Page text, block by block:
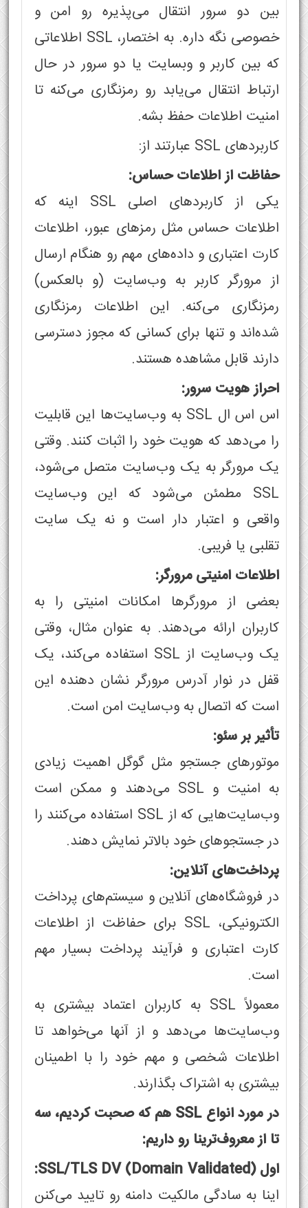
بین دو سرور انتقال می‌پذیره رو امن و
خصوصی نگه داره. به اختصار، SSL اطلاعاتی
که بین کاربر و وبسایت یا دو سرور در حال
ارتباط انتقال می‌یابد رو رمزنگاری می‌کنه تا
امنیت اطلاعات حفظ بشه.
کاربردهای SSL عبارتند از:
حفاظت از اطلاعات حساس:
یکی از کاربردهای اصلی SSL اینه که
اطلاعات حساس مثل رمزهای عبور، اطلاعات
کارت اعتباری و داده‌های مهم رو هنگام ارسال
از مرورگر کاربر به وب‌سایت (و بالعکس)
رمزنگاری می‌کنه. این اطلاعات رمزنگاری
شده‌اند و تنها برای کسانی که مجوز دسترسی
دارند قابل مشاهده هستند.
احراز هویت سرور:
اس اس ال SSL به وب‌سایت‌ها این قابلیت
را می‌دهد که هویت خود را اثبات کنند. وقتی
یک مرورگر به یک وب‌سایت متصل می‌شود،
SSL مطمئن می‌شود که این وب‌سایت
واقعی و اعتبار دار است و نه یک سایت
تقلبی یا فریبی.
اطلاعات امنیتی مرورگر:
بعضی از مرورگرها امکانات امنیتی را به
کاربران ارائه می‌دهند. به عنوان مثال، وقتی
یک وب‌سایت از SSL استفاده می‌کند، یک
قفل در نوار آدرس مرورگر نشان دهنده این
است که اتصال به وب‌سایت امن است.
تأثیر بر سئو:
موتورهای جستجو مثل گوگل اهمیت زیادی
به امنیت و SSL می‌دهند و ممکن است
وب‌سایت‌هایی که از SSL استفاده می‌کنند را
در جستجوهای خود بالاتر نمایش دهند.
پرداخت‌های آنلاین:
در فروشگاه‌های آنلاین و سیستم‌های پرداخت
الکترونیکی، SSL برای حفاظت از اطلاعات
کارت اعتباری و فرآیند پرداخت بسیار مهم
است.
معمولاً SSL به کاربران اعتماد بیشتری به
وب‌سایت‌ها می‌دهد و از آنها می‌خواهد تا
اطلاعات شخصی و مهم خود را با اطمینان
بیشتری به اشتراک بگذارند.
در مورد انواع SSL هم که صحبت کردیم، سه
تا از معروف‌ترینا رو داریم:
اول SSL/TLS DV (Domain Validated):
اینا به سادگی مالکیت دامنه رو تایید می‌کنن